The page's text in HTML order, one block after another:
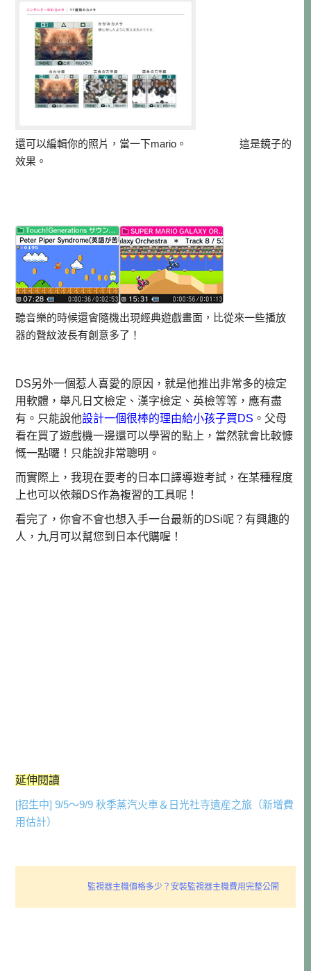
還可以編輯你的照片，當一下mario。 這是鏡子的
效果。
聽音樂的時候還會隨機出現經典遊戲畫面，比從來一些播放
器的聲紋波長有創意多了！
DS另外一個惹人喜愛的原因，就是他推出非常多的檢定
用軟體，舉凡日文檢定、漢字檢定、英檢等等，應有盡
有。只能說他設計一個很棒的理由給小孩子買DS 。父母
看在買了遊戲機一邊還可以學習的點上，當然就會比較慷
慨一點囉！只能說非常聰明。
而實際上，我現在要考的日本口譯導遊考試，在某種程度
上也可以依賴DS作為複習的工具呢！
看完了，你會不會也想入手一台最新的DSi呢？有興趣的
人，九月可以幫您到日本代購喔！
延伸閱讀
[招生中] 9/5～9/9 秋季蒸汽火車＆日光社寺遺産之旅（新增費
用估計）
監視器主機價格多少？安裝監視器主機費用完整公開